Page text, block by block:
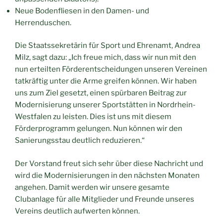
Neue Bodenfliesen in den Damen- und
Herrenduschen.
Die Staatssekretärin für Sport und Ehrenamt, Andrea
Milz, sagt dazu: „Ich freue mich, dass wir nun mit den
nun erteilten Förderentscheidungen unseren Vereinen
tatkräftig unter die Arme greifen können. Wir haben
uns zum Ziel gesetzt, einen spürbaren Beitrag zur
Modernisierung unserer Sportstätten in Nordrhein-
Westfalen zu leisten. Dies ist uns mit diesem
Förderprogramm gelungen. Nun können wir den
Sanierungsstau deutlich reduzieren.“
Der Vorstand freut sich sehr über diese Nachricht und
wird die Modernisierungen in den nächsten Monaten
angehen. Damit werden wir unsere gesamte
Clubanlage für alle Mitglieder und Freunde unseres
Vereins deutlich aufwerten können.